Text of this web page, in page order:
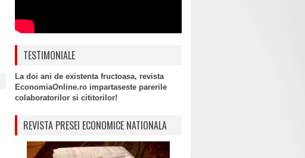
TESTIMONIALE
La doi ani de existenta fructoasa, revista
EconomiaOnline.ro impartaseste parerile
colaboratorilor si cititorilor!
REVISTA PRESEI ECONOMICE NATIONALA